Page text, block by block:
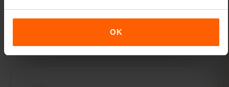
OK
dominicaine. Optez pour le volume de
données qui vous convient, qu'il soit
important ou modeste.